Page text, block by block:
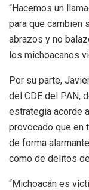
“Hacemos un
para que cambien
abrazos y no
los michoacanos
Por su parte,
del CDE del PAN,
estrategia acorde
provocado que en
de forma
como de delitos
“Michoacán es